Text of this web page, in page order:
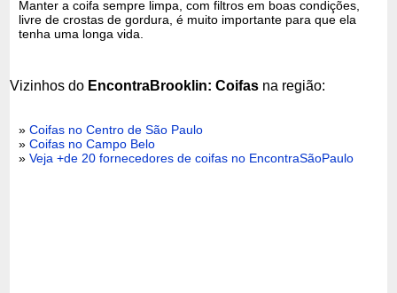
Manter a coifa sempre limpa, com filtros em boas condições,
livre de crostas de gordura, é muito importante para que ela
tenha uma longa vida.
Vizinhos do EncontraBrooklin: Coifas na região:
»Coifas no Centro de São Paulo
»Coifas no Campo Belo
»Veja +de 20 fornecedores de coifas no EncontraSãoPaulo